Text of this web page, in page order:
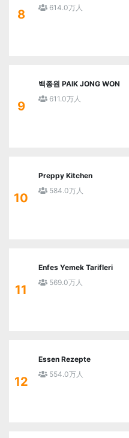
8
614.0万人
9
백종원 PAIK JONG WON
611.0万人
10
Preppy Kitchen
584.0万人
11
Enfes Yemek Tarifleri
569.0万人
12
Essen Rezepte
554.0万人